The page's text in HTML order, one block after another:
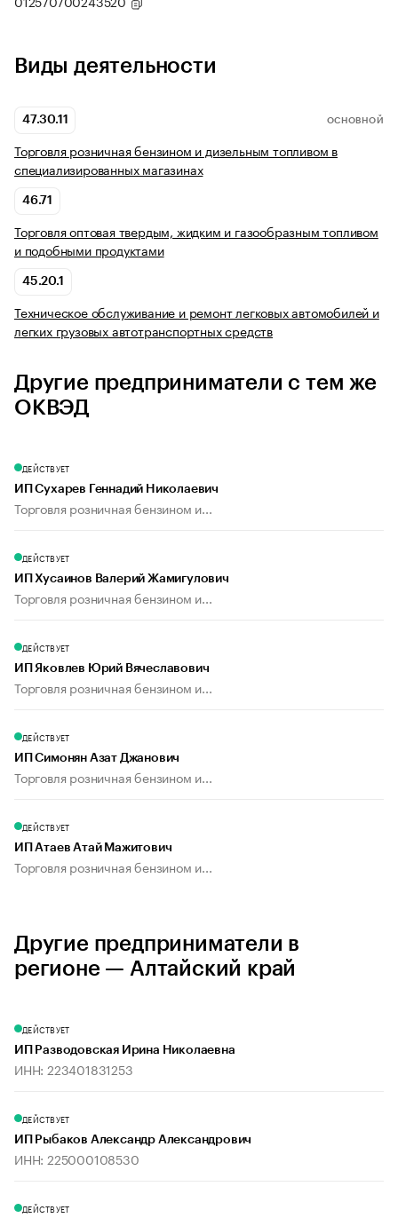
Виды деятельности
47.30.11 ОСНОВНОЙ
Торговля розничная бензином и дизельным топливом в
специализированных магазинах
46.71
Торговля оптовая твердым, жидким и газообразным топливом
и подобными продуктами
45.20.1
Техническое обслуживание и ремонт легковых автомобилей и
легких грузовых автотранспортных средств
Другие предприниматели с тем же
ОКВЭД
ДЕЙСТВУЕТ
ИП Сухарев Геннадий Николаевич
Торговля розничная бензином и...
ДЕЙСТВУЕТ
ИП Хусаинов Валерий Жамигулович
Торговля розничная бензином и...
ДЕЙСТВУЕТ
ИП Яковлев Юрий Вячеславович
Торговля розничная бензином и...
ДЕЙСТВУЕТ
ИП Симонян Азат Джанович
Торговля розничная бензином и...
ДЕЙСТВУЕТ
ИП Атаев Атай Мажитович
Торговля розничная бензином и...
Другие предприниматели в
регионе — Алтайский край
ДЕЙСТВУЕТ
ИП Разводовская Ирина Николаевна
ИНН: 223401831253
ДЕЙСТВУЕТ
ИП Рыбаков Александр Александрович
ИНН: 225000108530
ДЕЙСТВУЕТ